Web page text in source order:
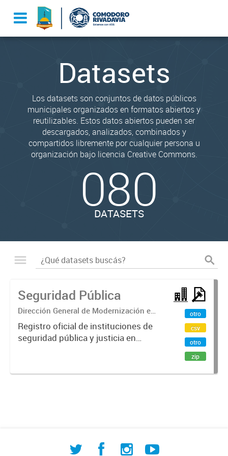
Datasets
Los datasets son conjuntos de datos públicos
municipales organizados en formatos abiertos y
reutilizables. Estos datos abiertos pueden ser
descargados, analizados, combinados y
compartidos libremente por cualquier persona u
organización bajo licencia Creative Commons.
080
DATASETS
Seguridad Pública
Dirección General de Modernización e
Investigación Territorial
Registro oficial de instituciones de
seguridad pública y justicia en
destacamentos de bomberos
otro
csv
otro
zip